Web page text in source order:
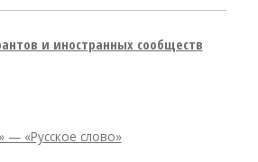
и иностранных сообществ
— «Русское слово»